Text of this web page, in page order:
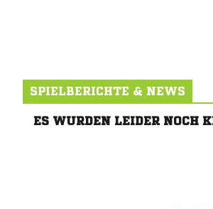
SPIELBERICHTE & NEWS
ES WURDEN LEIDER NOCH